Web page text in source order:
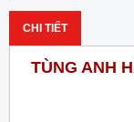
CHI TIẾT
TÙNG ANH